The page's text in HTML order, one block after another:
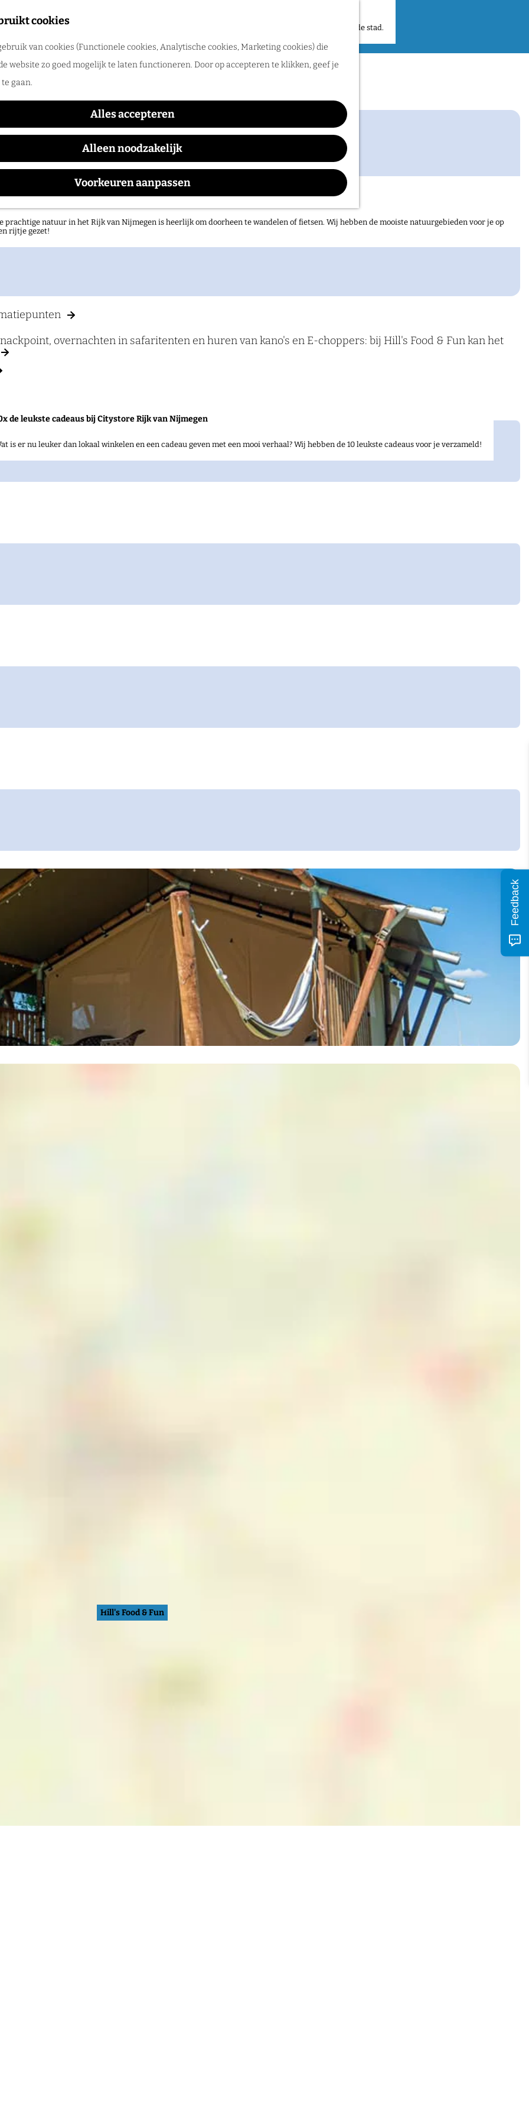
cookies
van cookies (Functionele cookies, Analytische cookies, Marketing cookies) die
website zo goed mogelijk te laten functioneren. Door op accepteren te klikken, geef je
gaan.
Alles accepteren
Alleen noodzakelijk
Voorkeuren aanpassen
Nijmegen samen met een gids. Ga samen op pad en ontdek verborgen plekken en verhalen in de stad.
in het Rijk van Nijmegen
prachtige natuur in het Rijk van Nijmegen is heerlijk om doorheen te wandelen of fietsen. Wij hebben de mooiste natuurgebieden voor je op
rijtje gezet!
de leukste cadeaus bij Citystore Rijk van Nijmegen
is er nu leuker dan lokaal winkelen en een cadeau geven met een mooi verhaal? Wij hebben de 10 leukste cadeaus voor je verzameld!
Hill's Food & Fun
overnachten in safaritenten en huren van kano's en E-choppers: bij Hill's Food & Fun kan het
Hill's Food & Fun
Feedback